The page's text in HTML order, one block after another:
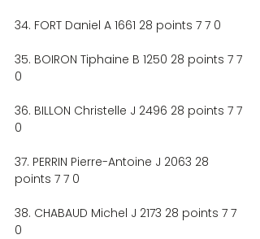
34. FORT Daniel A 1661 28 points 7 7 0
35. BOIRON Tiphaine B 1250 28 points 7 7
0
36. BILLON Christelle J 2496 28 points 7 7
0
37. PERRIN Pierre-Antoine J 2063 28
points 7 7 0
38. CHABAUD Michel J 2173 28 points 7 7
0